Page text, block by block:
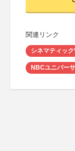
関連リンク
シネマティッ
NBCユニバー